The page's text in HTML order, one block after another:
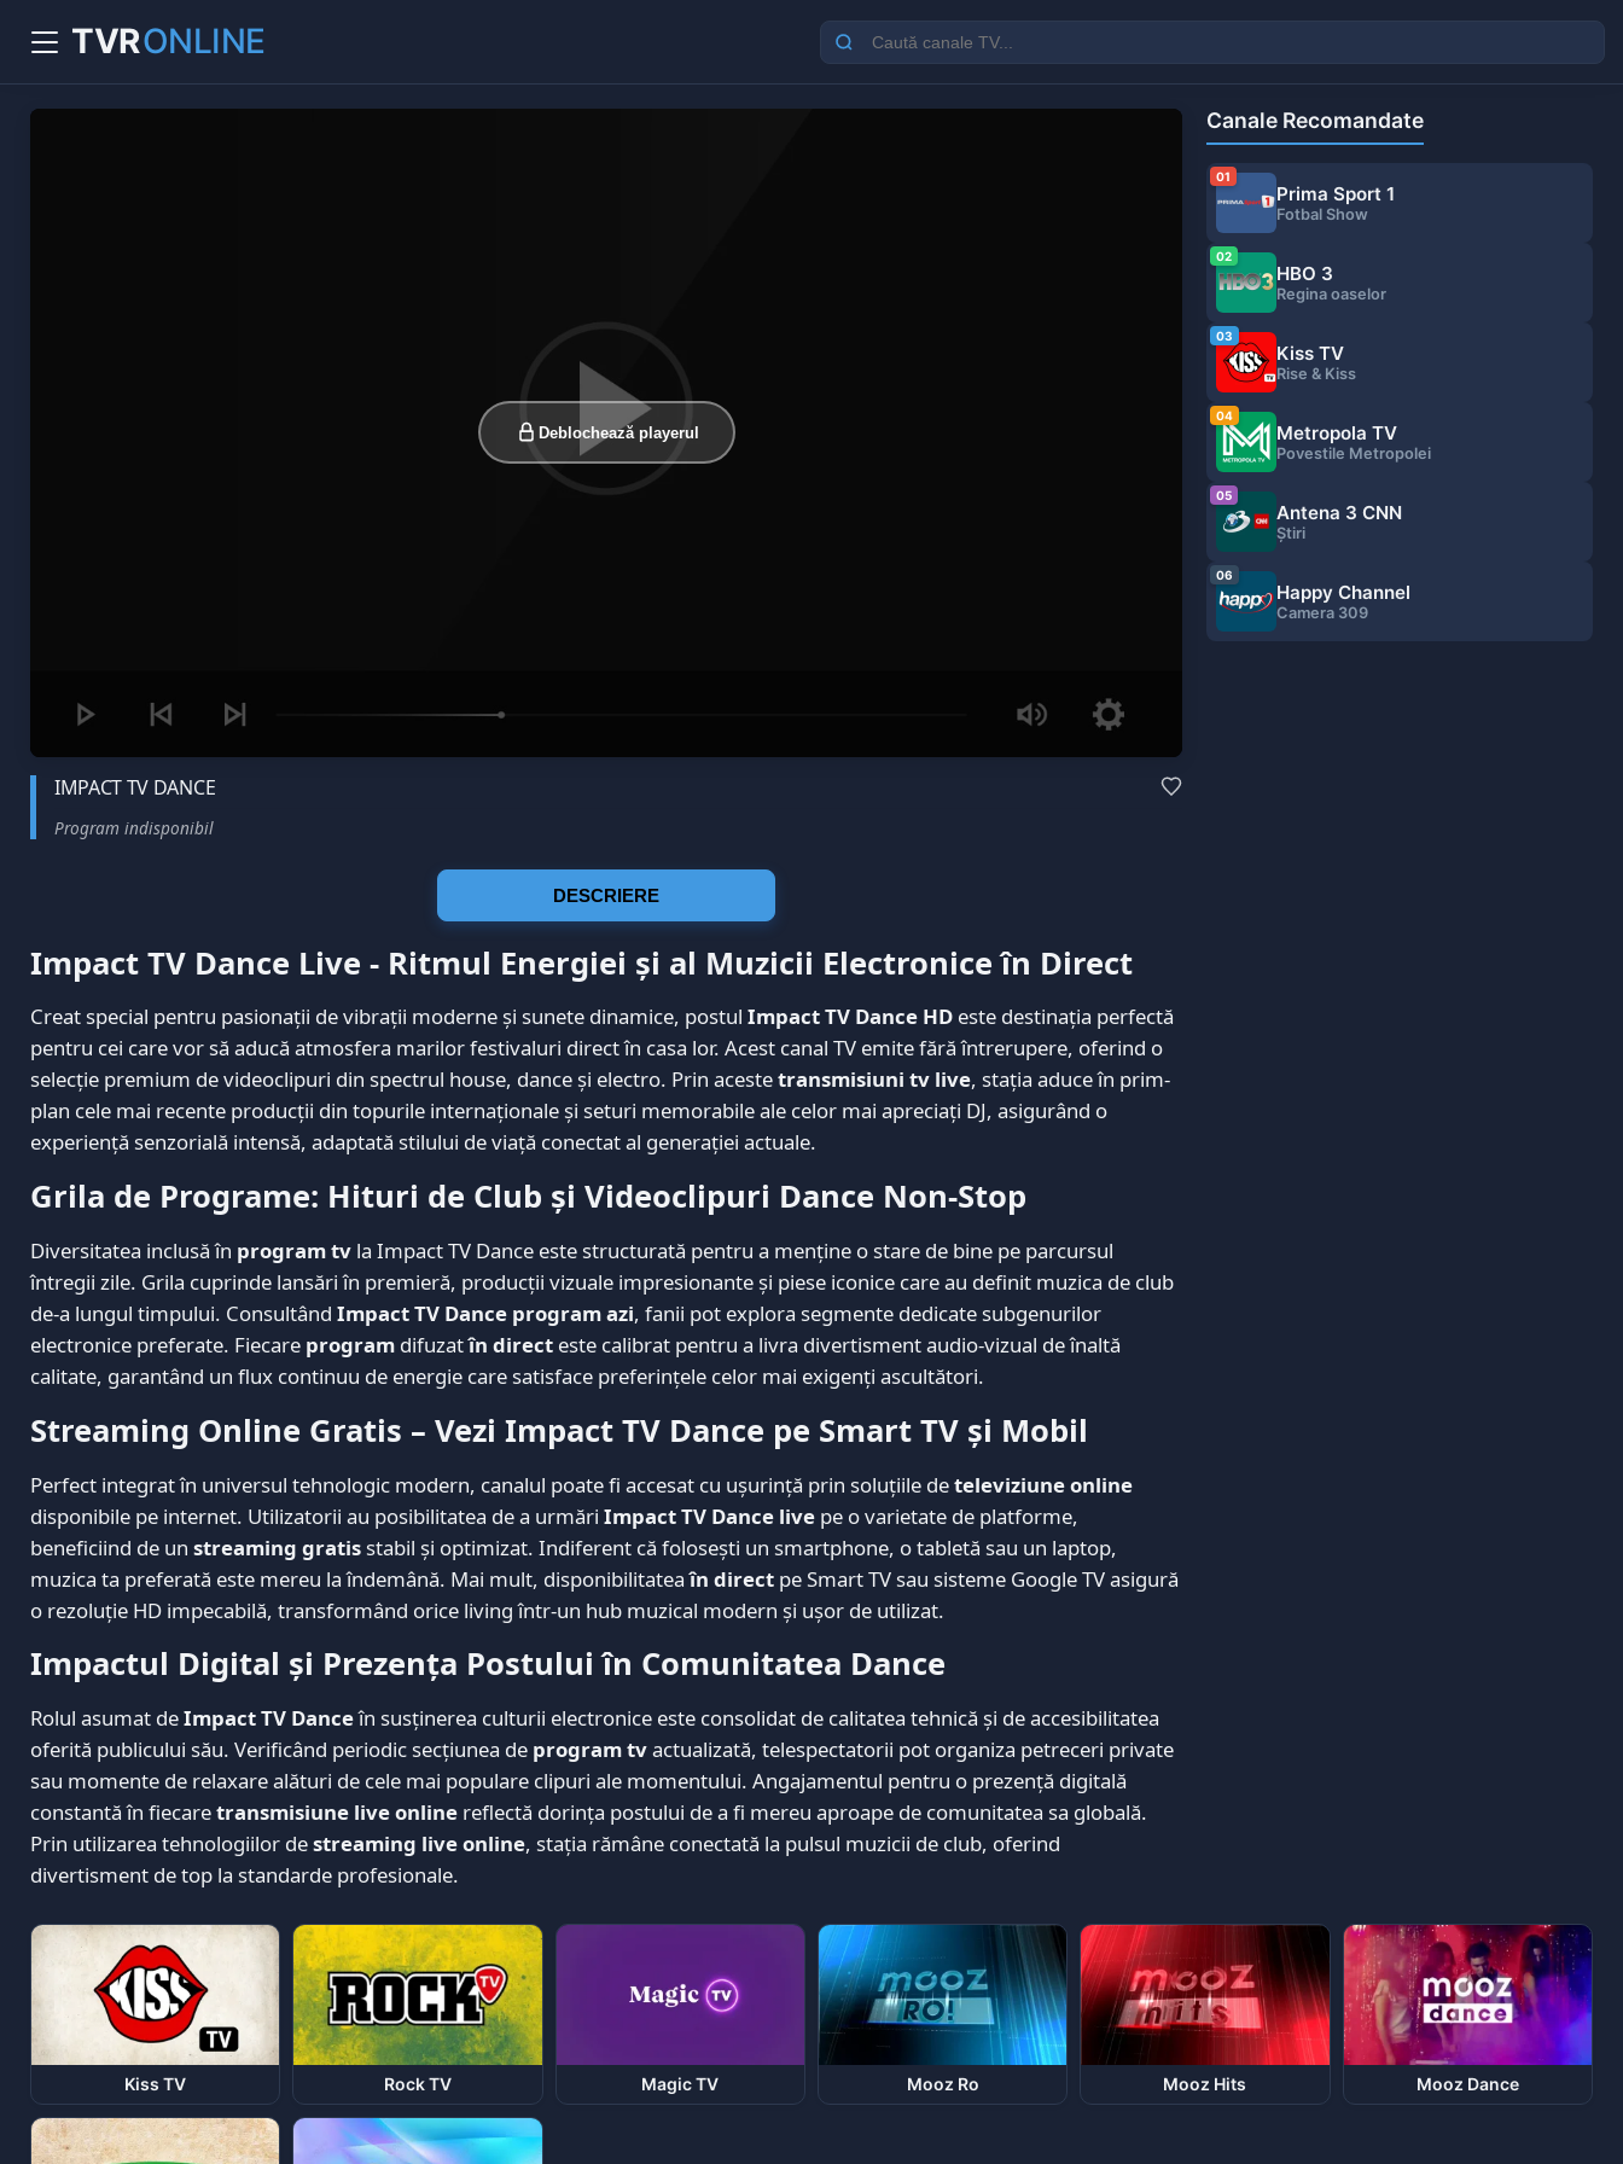
TVRONLINE
Deblochează playerul
IMPACT TV DANCE
Program indisponibil
DESCRIERE
Impact TV Dance Live - Ritmul Energiei și al Muzicii Electronice în Direct
Creat special pentru pasionații de vibrații moderne și sunete dinamice, postul Impact TV Dance HD este destinația perfectă
pentru cei care vor să aducă atmosfera marilor festivaluri direct în casa lor. Acest canal TV emite fără întrerupere, oferind o
selecție premium de videoclipuri din spectrul house, dance și electro. Prin acestetransmisiuni tv live, stația aduce în prim-
plan cele mai recente producții din topurile internaționale și seturi memorabile ale celor mai apreciați DJ, asigurând o
experiență senzorială intensă, adaptată stilului de viață conectat al generației actuale.
Grila de Programe: Hituri de Club și Videoclipuri Dance Non-Stop
Diversitatea inclusă în program tv la Impact TV Dance este structurată pentru a menține o stare de bine pe parcursul
întregii zile. Grila cuprinde lansări în premieră, producții vizuale impresionante și piese iconice care au definit muzica de club
de-a lungul timpului. Consultând Impact TV Dance program azi, fanii pot explora segmente dedicate subgenurilor
electronice preferate. Fiecare program difuzatîn direct este calibrat pentru a livra divertisment audio-vizual de înaltă
calitate, garantând un flux continuu de energie care satisface preferințele celor mai exigenți ascultători.
Streaming Online Gratis – Vezi Impact TV Dance pe Smart TV și Mobil
Perfect integrat în universul tehnologic modern, canalul poate fi accesat cu ușurință prin soluțiile deteleviziune online
disponibile pe internet. Utilizatorii au posibilitatea de a urmări Impact TV Dance live pe o varietate de platforme,
beneficiind de un streaming gratis stabil și optimizat. Indiferent că folosești un smartphone, o tabletă sau un laptop,
muzica ta preferată este mereu la îndemână. Mai mult, disponibilitateaîn direct pe Smart TV sau sisteme Google TV asigură
o rezoluție HD impecabilă, transformând orice living într-un hub muzical modern și ușor de utilizat.
Impactul Digital și Prezența Postului în Comunitatea Dance
Rolul asumat deImpact TV Danceîn susținerea culturii electronice este consolidat de calitatea tehnică și de accesibilitatea
oferită publicului său. Verificând periodic secțiunea de program tvactualizată, telespectatorii pot organiza petreceri private
sau momente de relaxare alături de cele mai populare clipuri ale momentului. Angajamentul pentru o prezență digitală
constantă în fiecaretransmisiune live online reflectă dorința postului de a fi mereu aproape de comunitatea sa globală.
Prin utilizarea tehnologiilor destreaming live online, stația rămâne conectată la pulsul muzicii de club, oferind
divertisment de top la standarde profesionale.
Canale Recomandate
01
Prima Sport 1
Fotbal Show
02
HBO 3
Regina oaselor
03
Kiss TV
Rise & Kiss
04
Metropola TV
Povestile Metropolei
05
Antena 3 CNN
Ştiri
06
Happy Channel
Camera 309
Kiss TV Rock TV Magic TV Mooz Ro Mooz Hits Mooz Dance